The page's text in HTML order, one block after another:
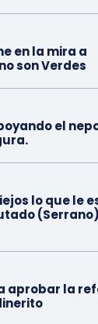
en la mira a
son Verdes
el
lo que le
aprobar la